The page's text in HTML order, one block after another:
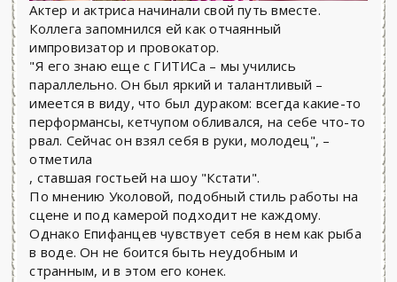
Актер и актриса начинали свой путь вместе.
Коллега запомнился ей как отчаянный
импровизатор и провокатор.
"Я его знаю еще с ГИТИСа – мы учились
параллельно. Он был яркий и талантливый –
имеется в виду, что был дураком: всегда какие-то
перформансы, кетчупом обливался, на себе что-то
рвал. Сейчас он взял себя в руки, молодец", –
отметила
, ставшая гостьей на шоу "Кстати".
По мнению Уколовой, подобный стиль работы на
сцене и под камерой подходит не каждому.
Однако Епифанцев чувствует себя в нем как рыба
в воде. Он не боится быть неудобным и
странным, и в этом его конек.